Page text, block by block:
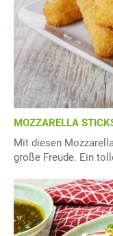
MOZZARELLA
Mit diesen
große Freude. Ein